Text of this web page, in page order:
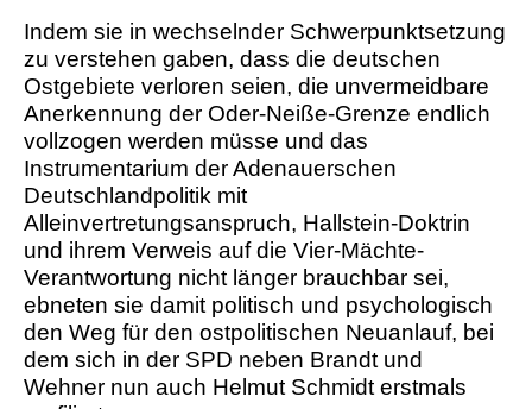
Indem sie in wechselnder Schwerpunktsetzung
zu verstehen gaben, dass die deutschen
Ostgebiete verloren seien, die unvermeidbare
Anerkennung der Oder-Neiße-Grenze endlich
vollzogen werden müsse und das
Instrumentarium der Adenauerschen
Deutschlandpolitik mit
Alleinvertretungsanspruch, Hallstein-Doktrin
und ihrem Verweis auf die Vier-Mächte-
Verantwortung nicht länger brauchbar sei,
ebneten sie damit politisch und psychologisch
den Weg für den ostpolitischen Neuanlauf, bei
dem sich in der SPD neben Brandt und
Wehner nun auch Helmut Schmidt erstmals